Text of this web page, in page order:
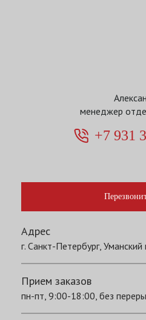
менеджер
+7 931
Адрес
г. Санкт-Петербург,
Прием заказов
пн-пт, 9:00-18:00, без